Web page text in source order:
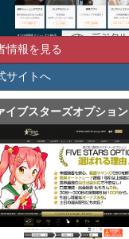
情報を見る
サイトへ
イブスターズオプション